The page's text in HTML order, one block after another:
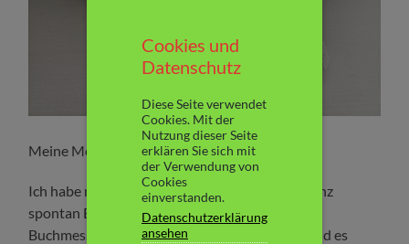
Meine Meinung:
Ich habe mir „So leise wie ein Sommerregen“ ganz
spontan Ende August auf der Braunschweiger
Buchmesse Leseflair bei der Autorin gekauft und es
Cookies und
Datenschutz
Diese Seite verwendet
Cookies. Mit der
Nutzung dieser Seite
erklären Sie sich mit
der Verwendung von
Cookies
einverstanden.
Datenschutzerklärung
ansehen